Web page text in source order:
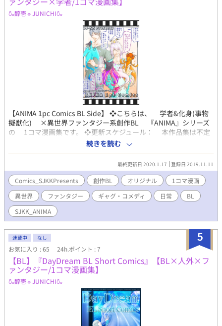
🍶醇壱🔹JUNICHI🍶
【ANIMA 1pc Comics BL Side】 ❖こちらは、 学者&化身(事物
擬獣化) ×異世界ファンタジー系創作BL 『ANIMA』シリーズ
の 1コマ漫画集です。 ❖更新スケジュール： 本作品集は不定
期更新です。 ※習作を含む事もあり、投稿作品の制作時期の他、
作画クオリティ、画風はまばらです。 ※R18作品が追加となっ
た際は カテゴリをR18に変更いたします。 ＋＋＋補足情報＋＋
＋ ●『ANIMA』シリーズとは…？ 様々な種族の他 悪魔や
天使、神仙、魔獣などがごく一般に存在するとある世界に 「ア
ニマ」と呼ばれる食物や自然物などに宿った魂の化身が存在し
た。 本シリーズは、そんなアニマたちにと密接な血筋の人々と
彼らを研究する学者たちの日常や人生を描く 学者&化身によ
る異世界ファンタジー系創作BLシリーズです。 ＋＋＋投
すべての作品・物語・用語・情報等は、作者の想像からの完全な
るフィクションです。 例え作中に実在の人物・団体・事件・地
名等と重なるものがあっても、 それらとは一切の関係はありま
せん。 ※当方が投稿する全ての創作物（イラスト・文章など）の
無断記載・転載・転用・複製(模写トレス含)・保存(スクショ
含)・二次配布 自作発現・商品化・創作作品の二次創作・二次利
用(アイコン・ヘッダー・壁紙利用など) は、いかなる場合も一
切禁止です。 ※No reproduction or republication without
written permission. ※Gebrauchen die Bilder ohne
Genehmigung verboten.
続きを読む
最終更新日 2020.1.17 登録日 2019.11.11
Comics_SJKKPresents 創作BL オリジナル
1コマ漫画
異世界
ファンタジー ギャグ・コメディ 日常
BL
SJKK_ANIMA
5
連載中 なし
お気に入り : 65 24h.ポイント : 7
【BL】『DayDream BL Short Comics』【BL×人外×フ
ァンタジー/1コマ漫画集】
🍶醇壱🔹JUNICHI🍶